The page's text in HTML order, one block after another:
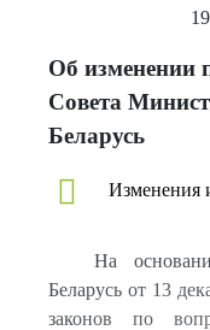
Об изменении
Совета
Беларусь
Изменения
На
Беларусь от 13
законов по